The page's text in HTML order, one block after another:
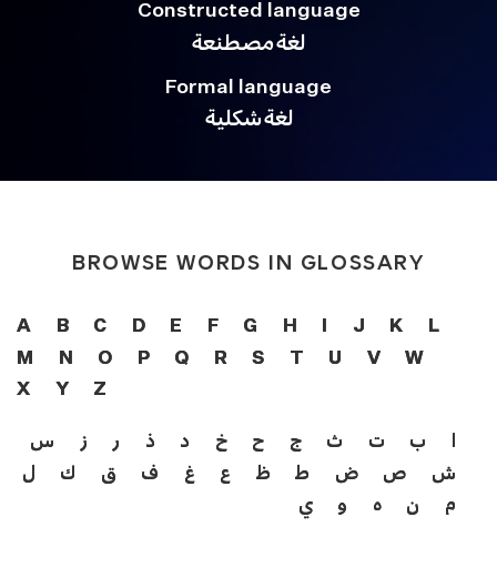
Constructed language
لغة مصطنعة
Formal language
لغة شكلية
BROWSE WORDS IN GLOSSARY
A B C D E F G H I J K
L
M
N O P Q R S T U V
W
X
Y Z
ا ب ت ث ج ح خ د ذ ر ز
س
ش
ص ض ط ظ ع غ ف ق ك
ل
م
ن ه و ي